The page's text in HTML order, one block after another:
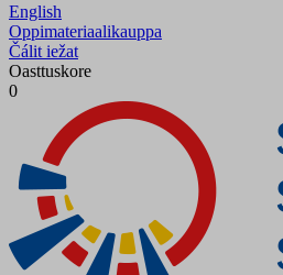
English
Oppimateriaalikauppa
Čálit iežat
Oasttuskore
0